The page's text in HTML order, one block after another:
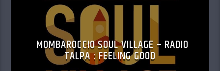
MOMBAROCCIO SOUL VILLAGE – RADIO
TALPA : FEELING GOOD